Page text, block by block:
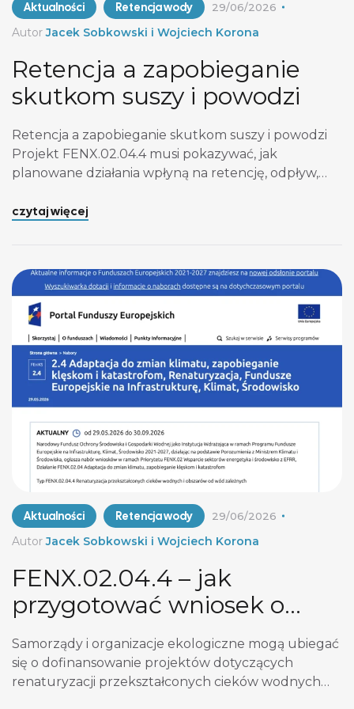
Aktualności
Retencja wody
AutorJacek Sobkowski i Wojciech Korona
29/06/2026
Retencja a zapobieganie
skutkom suszy i powodzi
Retencja a zapobieganie skutkom suszy i powodzi
Projekt FENX.02.04.4 musi pokazywać, jak
planowane działania wpłyną na retencję, odpływ,
wezbrania. Wnioskodawca musi odpowiedzieć na
mechanizm przesuszenia. Wnioskodawca opisuje,
skąd wynika deficyt wody na analizowanym
obszarze i […]
czytaj więcej
Aktualności
Retencja wody
AutorJacek Sobkowski i Wojciech Korona
29/06/2026
FENX.02.04.4 – jak
przygotować wniosek o
renaturyzację wód do 30
września?
Samorządy i organizacje ekologiczne mogą ubiegać
się o dofinansowanie projektów dotyczących
renaturyzacji przekształconych cieków wodnych